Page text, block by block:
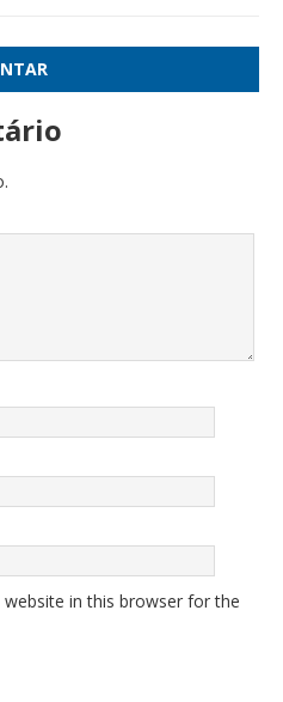
in this browser for the